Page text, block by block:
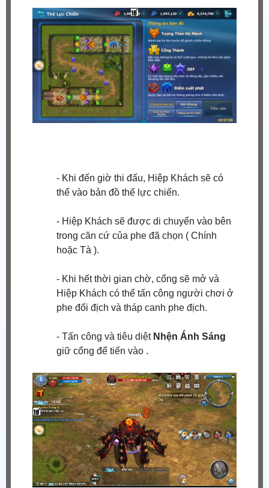
- Khi đến giờ thi đấu, Hiệp Khách sẽ có
thể vào bản đồ thế lực chiến.
- Hiệp Khách sẽ được di chuyển vào bên
trong căn cứ của phe đã chọn ( Chính
hoặc Tà ).
- Khi hết thời gian chờ, cổng sẽ mở và
Hiệp Khách có thể tấn công người chơi ở
phe đối địch và tháp canh phe địch.
- Tấn công và tiêu diệt Nhện Ánh Sáng
giữ cổng để tiến vào .